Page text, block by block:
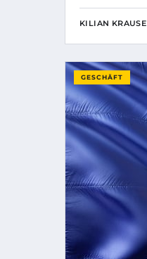
KILIAN KRAUSE
GESCHÄFT